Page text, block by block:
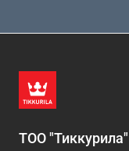
ТОО "Тиккурила"